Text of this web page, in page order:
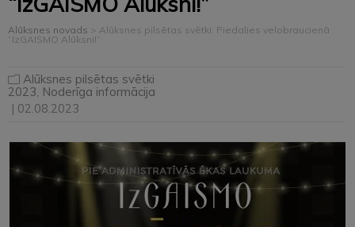
Alūksnes novads > Alūksnes pilsētas svētki: Piedalies velobraucienā
“IzGAISMO Alūksni!”
Alūksnes pilsētas svētki
2023 Noderīga informācija
| 02.08.2023